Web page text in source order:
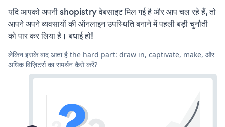
यदि आपको अपनी shopistry वेबसाइट मिल गई है और आप चल रहे हैं, तो
आपने अपने व्यवसायों की ऑनलाइन उपस्थिति बनाने में पहली बड़ी चुनौती
को पार कर लिया है। बधाई हो!
लेकिन इसके बाद आता है the hard part: draw in, captivate, make, और
अधिक विज़िटर्स का समर्थन कैसे करें?